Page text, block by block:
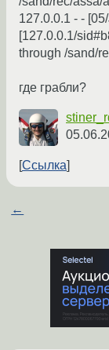
127.0.0.1 - -
[127.0.0.1/
through /sand/
где грабли?
Ссылка
←